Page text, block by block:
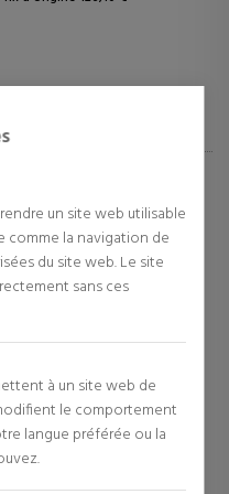
un site web utilisable
comme la navigation de
du site web. Le site
sans ces
à un site web de
le comportement
langue préférée ou la
CE PRODUIT ONT